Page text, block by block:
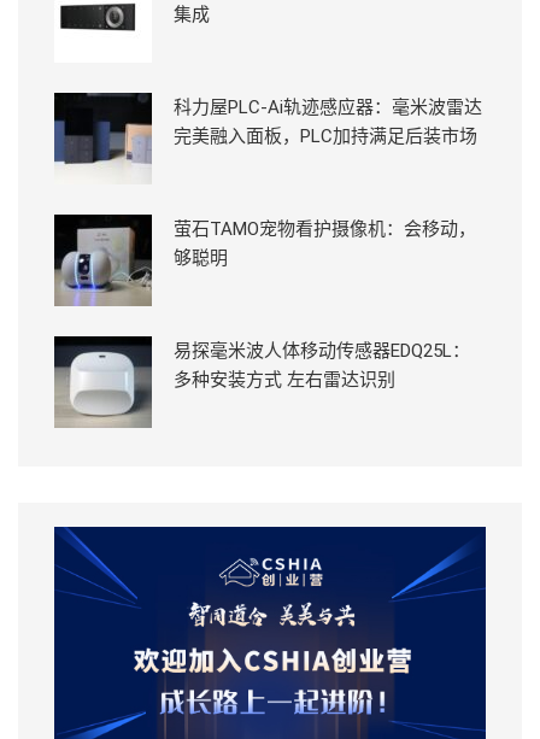
集成
科力屋PLC-Ai轨迹感应器：毫米波雷达
完美融入面板，PLC加持满足后装市场
萤石TAMO宠物看护摄像机：会移动，
够聪明
易探毫米波人体移动传感器EDQ25L：
多种安装方式 左右雷达识别